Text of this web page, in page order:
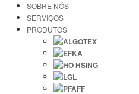
SOBRE NÓS
SERVIÇOS
PRODUTOS